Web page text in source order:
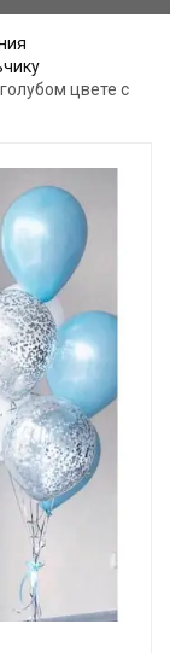
цвете с